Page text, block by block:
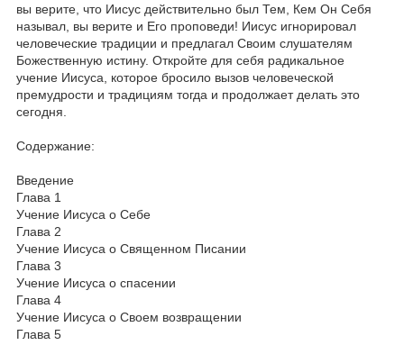
вы верите, что Иисус действительно был Тем, Кем Он Себя
называл, вы верите и Его проповеди! Иисус игнорировал
человеческие традиции и предлагал Своим слушателям
Божественную истину. Откройте для себя радикальное
учение Иисуса, которое бросило вызов человеческой
премудрости и традициям тогда и продолжает делать это
сегодня.
Содержание:
Введение
Глава 1
Учение Иисуса о Себе
Глава 2
Учение Иисуса о Священном Писании
Глава 3
Учение Иисуса о спасении
Глава 4
Учение Иисуса о Своем возвращении
Глава 5